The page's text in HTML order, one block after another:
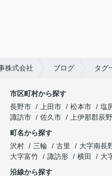
株式会社 ブログ タグ
市区町村から探す
長野市
上田市 松本市 塩
諏訪市
佐久市 上伊那郡辰
町名から探す
沢村
三輪 古里 大字南長
大字富竹
諏訪形 横田
大
沿線から探す